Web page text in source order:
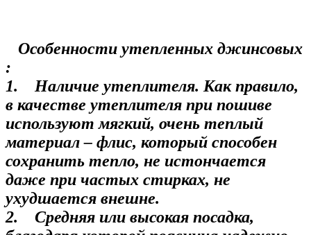
Особенности утепленных джинсовых
:
1. Наличие утеплителя. Как правило,
в качестве утеплителя при пошиве
используют мягкий, очень теплый
материал – флис, который способен
сохранить тепло, не истончается
даже при частых стирках, не
ухудшается внешне.
2. Средняя или высокая посадка,